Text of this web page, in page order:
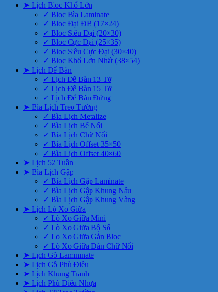
➤ Lịch Bloc Khổ Lớn
✓ Bloc Bìa Laminate
✓ Bloc Đại ĐB (17×24)
✓ Bloc Siêu Đại (20×30)
✓ Bloc Cực Đại (25×35)
✓ Bloc Siêu Cực Đại (30×40)
✓ Bloc Khổ Lớn Nhất (38×54)
➤ Lịch Để Bàn
✓ Lịch Để Bàn 13 Tờ
✓ Lịch Để Bàn 15 Tờ
✓ Lịch Để Bàn Đứng
➤ Bìa Lịch Treo Tường
✓ Bìa Lịch Metalize
✓ Bìa Lịch Bế Nổi
✓ Bìa Lịch Chữ Nổi
✓ Bìa Lịch Offset 35×50
✓ Bìa Lịch Offset 40×60
➤ Lịch 52 Tuần
➤ Bìa Lịch Gập
✓ Bìa Lịch Gập Laminate
✓ Bìa Lịch Gập Khung Nâu
✓ Bìa Lịch Gập Khung Vàng
➤ Lịch Lò Xo Giữa
✓ Lò Xo Giữa Mini
✓ Lò Xo Giữa Bộ Số
✓ Lò Xo Giữa Gắn Bloc
✓ Lò Xo Giữa Dán Chữ Nổi
➤ Lịch Gỗ Lamininate
➤ Lịch Gỗ Phù Điêu
➤ Lịch Khung Tranh
➤ Lịch Phù Điêu Nhựa